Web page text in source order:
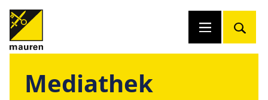
Mediathek